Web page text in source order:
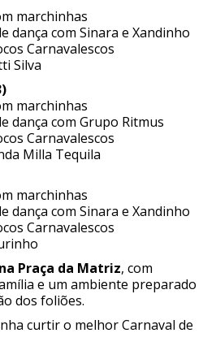
marchinhas
dança com Sinara e Xandinho
Carnavalescos
Silva
marchinhas
dança com Grupo Ritmus
Carnavalescos
Milla Tequila
marchinhas
dança com Sinara e Xandinho
Carnavalescos
na Praça da Matriz, com
e um ambiente preparado
dos foliões.
curtir o melhor Carnaval de